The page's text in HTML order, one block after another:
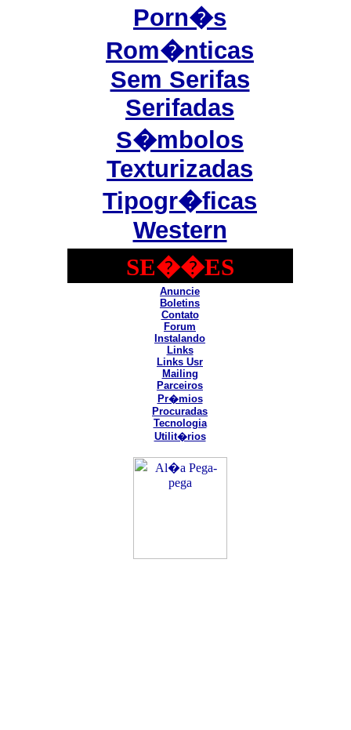
Porn�s
Rom�nticas
Sem Serifas
Serifadas
S�mbolos
Texturizadas
Tipogr�ficas
Western
SE��ES
Anuncie
Boletins
Contato
Forum
Instalando
Links
Links Usr
Mailing
Parceiros
Pr�mios
Procuradas
Tecnologia
Utilit�rios